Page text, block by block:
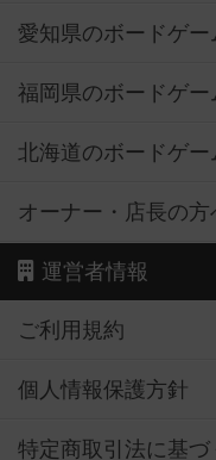
愛知県のボードゲー
福岡県のボードゲー
北海道のボードゲー
オーナー・店長の方
運営者情報
ご利用規約
個人情報保護方針
特定商取引法に基づ